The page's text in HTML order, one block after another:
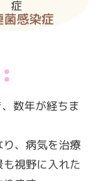
菌感染症
数年が経ちま
、病気を治療
視野に入れた